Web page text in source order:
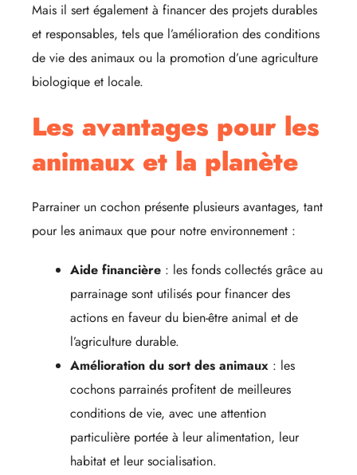
Mais il sert également à financer des projets durables
et responsables, tels que l’amélioration des conditions
de vie des animaux ou la promotion d’une agriculture
biologique et locale.
Les avantages pour les
animaux et la planète
Parrainer un cochon présente plusieurs avantages, tant
pour les animaux que pour notre environnement :
Aide financière : les fonds collectés grâce au
parrainage sont utilisés pour financer des
actions en faveur du bien-être animal et de
l’agriculture durable.
Amélioration du sort des animaux : les
cochons parrainés profitent de meilleures
conditions de vie, avec une attention
particulière portée à leur alimentation, leur
habitat et leur socialisation.